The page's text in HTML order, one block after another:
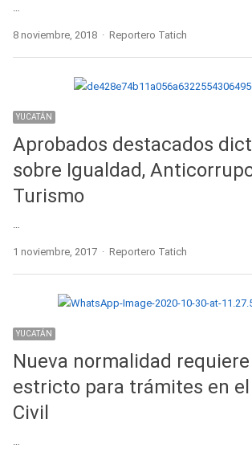
…
8 noviembre, 2018 Author
Reportero Tatich
YUCATÁN
Aprobados destacados
sobre Igualdad,
Turismo
…
1 noviembre, 2017 Author
Reportero Tatich
YUCATÁN
Nueva normalidad
estricto para trámites en
Civil